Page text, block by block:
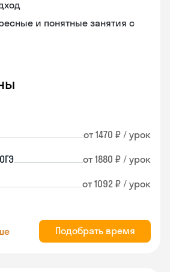
и понятные занятия с
от 1470 ₽ / урок
от 1880 ₽ / урок
от 1092 ₽ / урок
Подобрать время